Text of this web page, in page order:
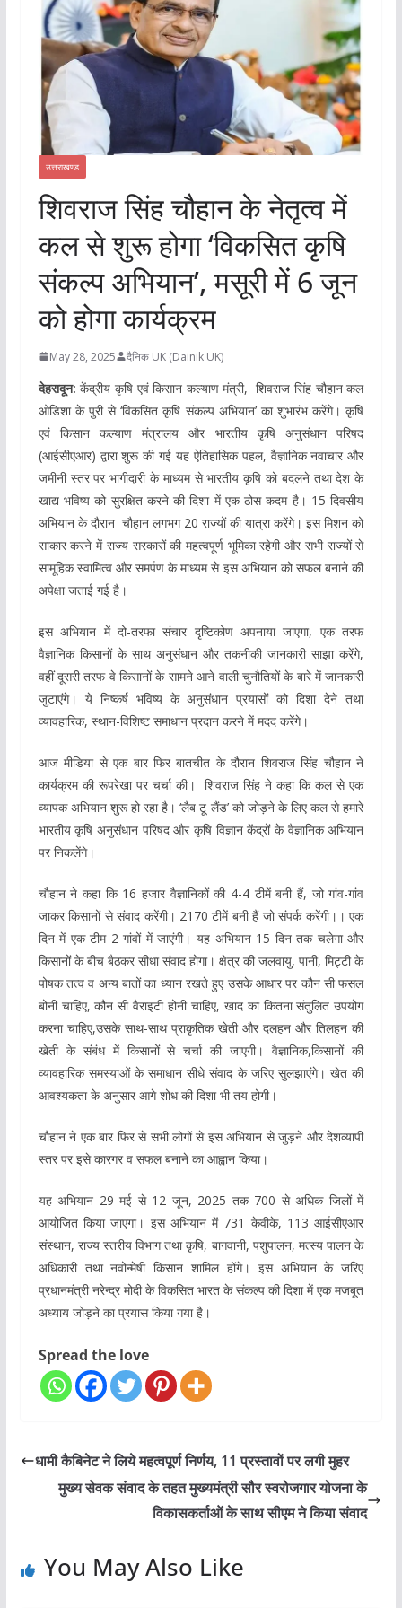
उत्तराखण्ड
शिवराज सिंह चौहान के नेतृत्व में
कल से शुरू होगा ‘विकसित कृषि
संकल्प अभियान’, मसूरी में 6 जून
को होगा कार्यक्रम
May 28, 2025 दैनिक UK (Dainik UK)
देहरादून:केंद्रीय कृषि एवं किसान कल्याण मंत्री, शिवराज सिंह चौहान कल
ओडिशा के पुरी से ‘विकसित कृषि संकल्प अभियान’ का शुभारंभ करेंगे। कृषि
एवं किसान कल्याण मंत्रालय और भारतीय कृषि अनुसंधान परिषद
(आईसीएआर) द्वारा शुरू की गई यह ऐतिहासिक पहल, वैज्ञानिक नवाचार और
जमीनी स्तर पर भागीदारी के माध्यम से भारतीय कृषि को बदलने तथा देश के
खाद्य भविष्य को सुरक्षित करने की दिशा में एक ठोस कदम है। 15 दिवसीय
अभियान के दौरान चौहान लगभग 20 राज्यों की यात्रा करेंगे। इस मिशन को
साकार करने में राज्य सरकारों की महत्वपूर्ण भूमिका रहेगी और सभी राज्यों से
सामूहिक स्वामित्व और समर्पण के माध्यम से इस अभियान को सफल बनाने की
अपेक्षा जताई गई है।
इस अभियान में दो-तरफा संचार दृष्टिकोण अपनाया जाएगा, एक तरफ
वैज्ञानिक किसानों के साथ अनुसंधान और तकनीकी जानकारी साझा करेंगे,
वहीं दूसरी तरफ वे किसानों के सामने आने वाली चुनौतियों के बारे में जानकारी
जुटाएंगे। ये निष्कर्ष भविष्य के अनुसंधान प्रयासों को दिशा देने तथा
व्यावहारिक, स्थान-विशिष्ट समाधान प्रदान करने में मदद करेंगे।
आज मीडिया से एक बार फिर बातचीत के दौरान शिवराज सिंह चौहान ने
कार्यक्रम की रूपरेखा पर चर्चा की। शिवराज सिंह ने कहा कि कल से एक
व्यापक अभियान शुरू हो रहा है। ‘लैब टू लैंड’ को जोड़ने के लिए कल से हमारे
भारतीय कृषि अनुसंधान परिषद और कृषि विज्ञान केंद्रों के वैज्ञानिक अभियान
पर निकलेंगे।
चौहान ने कहा कि 16 हजार वैज्ञानिकों की 4-4 टीमें बनी हैं, जो गांव-गांव
जाकर किसानों से संवाद करेंगी। 2170 टीमें बनी हैं जो संपर्क करेंगी।। एक
दिन में एक टीम 2 गांवों में जाएंगी। यह अभियान 15 दिन तक चलेगा और
किसानों के बीच बैठकर सीधा संवाद होगा। क्षेत्र की जलवायु, पानी, मिट्टी के
पोषक तत्व व अन्य बातों का ध्यान रखते हुए उसके आधार पर कौन सी फसल
बोनी चाहिए, कौन सी वैराइटी होनी चाहिए, खाद का कितना संतुलित उपयोग
करना चाहिए,उसके साथ-साथ प्राकृतिक खेती और दलहन और तिलहन की
खेती के संबंध में किसानों से चर्चा की जाएगी। वैज्ञानिक,किसानों की
व्यावहारिक समस्याओं के समाधान सीधे संवाद के जरिए सुलझाएंगे। खेत की
आवश्यकता के अनुसार आगे शोध की दिशा भी तय होगी।
चौहान ने एक बार फिर से सभी लोगों से इस अभियान से जुड़ने और देशव्यापी
स्तर पर इसे कारगर व सफल बनाने का आह्वान किया।
यह अभियान 29 मई से 12 जून, 2025 तक 700 से अधिक जिलों में
आयोजित किया जाएगा। इस अभियान में 731 केवीके, 113 आईसीएआर
संस्थान, राज्य स्तरीय विभाग तथा कृषि, बागवानी, पशुपालन, मत्स्य पालन के
अधिकारी तथा नवोन्मेषी किसान शामिल होंगे। इस अभियान के जरिए
प्रधानमंत्री नरेन्द्र मोदी के विकसित भारत के संकल्प की दिशा में एक मजबूत
अध्याय जोड़ने का प्रयास किया गया है।
Spread the love
धामी कैबिनेट ने लिये महत्वपूर्ण निर्णय, 11 प्रस्तावों पर लगी मुहर
मुख्य सेवक संवाद के तहत मुख्यमंत्री सौर स्वरोजगार योजना के
विकासकर्ताओं के साथ सीएम ने किया संवाद
You May Also Like